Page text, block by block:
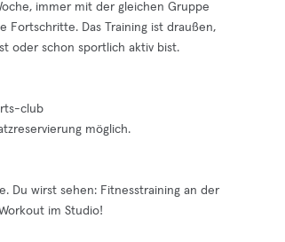
immer mit der gleichen Gruppe
Fortschritte. Das Training ist draußen,
oder schon sportlich aktiv bist.
club
möglich.
Du wirst sehen: Fitnesstraining an der
im Studio!